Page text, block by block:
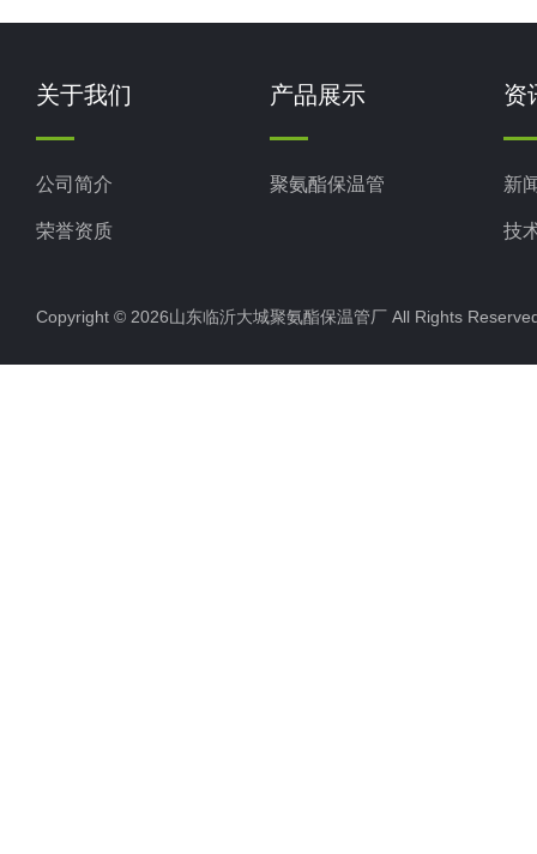
关于我们
公司简介
荣誉资质
产品展示
聚氨酯保温管
资
新
技
Copyright © 2026山东临沂大城聚氨酯保温管厂 All Rights